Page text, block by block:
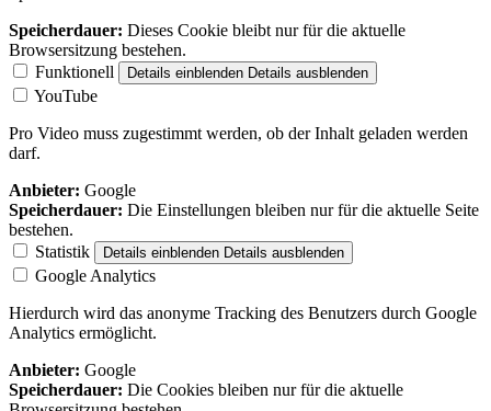
Speicherdauer: Dieses Cookie bleibt nur für die aktuelle
Browsersitzung bestehen.
Funktionell
Details einblenden Details ausblenden
YouTube
Pro Video muss zugestimmt werden, ob der Inhalt geladen werden
darf.
Anbieter: Google
Speicherdauer: Die Einstellungen bleiben nur für die aktuelle Seite
bestehen.
Statistik
Details einblenden Details ausblenden
Google Analytics
Hierdurch wird das anonyme Tracking des Benutzers durch Google
Analytics ermöglicht.
Anbieter: Google
Speicherdauer: Die Cookies bleiben nur für die aktuelle